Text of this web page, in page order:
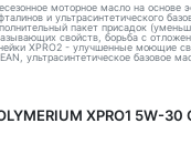
моторное масло на основе
и ультрасинтетического
пакет присадок
свойств, борьба с
XPRO2 - улучшенные моющие
ультрасинтетическое базовое
XPRO1 5W-30